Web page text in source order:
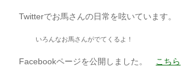
Twitterでお馬さんの日常を呟いています。
いろんなお馬さんがでてくるよ！
Facebookページを公開しました。 こちら